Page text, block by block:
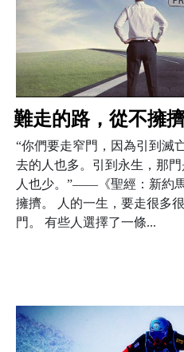
難走的路，從不擁擠
“你們要走窄門，因為引到滅
去的人也多。引到永生，那
人也少。”——《聖經：新約
擁擠。 人的一生，要走很多
門。 有些人選擇了一條...